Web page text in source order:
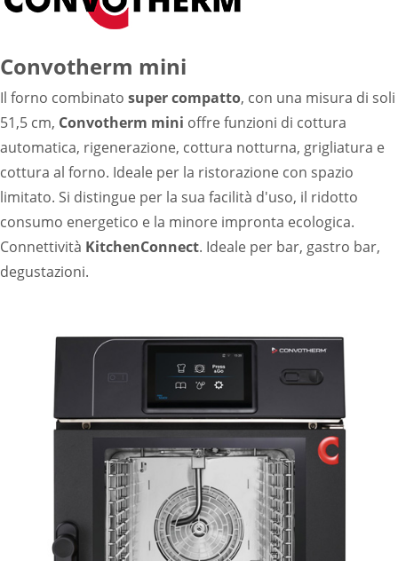
Lavaggio
Rete commerciale
Localizzatori
Assistenza
TROVA CENTRO ASSISTENZA
Registrazione garanzia
KitchenCare
Notizie
Risorse
Motore di ricerca documenti
Video
Masterclass e Corsi Tecnici
Convotherm mini
Il forno combinato super compatto, con una misura di soli
51,5 cm, Convotherm mini offre funzioni di cottura
automatica, rigenerazione, cottura notturna, grigliatura e
cottura al forno. Ideale per la ristorazione con spazio
limitato. Si distingue per la sua facilità d'uso, il ridotto
consumo energetico e la minore impronta ecologica.
Connettività KitchenConnect. Ideale per bar, gastro bar,
degustazioni.